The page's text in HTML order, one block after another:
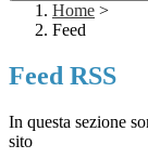
Home >
Feed
Feed RSS
In questa sezione
sito